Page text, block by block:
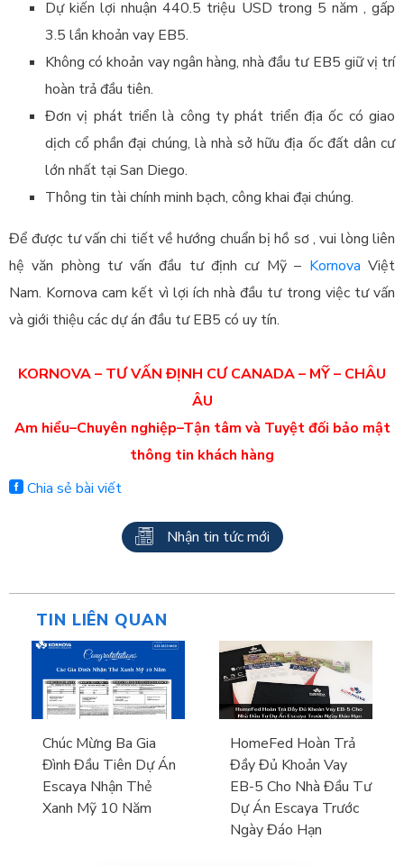
Dự kiến lợi nhuận 440.5 triệu USD trong 5 năm , gấp
3.5 lần khoản vay EB5.
Không có khoản vay ngân hàng, nhà đầu tư EB5 giữ vị trí
hoàn trả đầu tiên.
Đơn vị phát triển là công ty phát triển địa ốc có giao
dịch cổ phần đại chúng, là nhà sở hữu địa ốc đất dân cư
lớn nhất tại San Diego.
Thông tin tài chính minh bạch, công khai đại chúng.
Để được tư vấn chi tiết về hướng chuẩn bị hồ sơ , vui lòng liên
hệ văn phòng tư vấn đầu tư định cư Mỹ – Kornova Việt
Nam. Kornova cam kết vì lợi ích nhà đầu tư trong việc tư vấn
và giới thiệu các dự án đầu tư EB5 có uy tín.
KORNOVA – TƯ VẤN ĐỊNH CƯ CANADA – MỸ – CHÂU
ÂU
Am hiểu–Chuyên nghiệp–Tận tâm và Tuyệt đối bảo mật
thông tin khách hàng
Chia sẻ bài viết
Nhận tin tức mới
TIN LIÊN QUAN
Chúc Mừng Ba Gia
Đình Đầu Tiên Dự Án
Escaya Nhận Thẻ
Xanh Mỹ 10 Năm
HomeFed Hoàn Trả
Đầy Đủ Khoản Vay
EB-5 Cho Nhà Đầu Tư
Dự Án Escaya Trước
Ngày Đáo Hạn